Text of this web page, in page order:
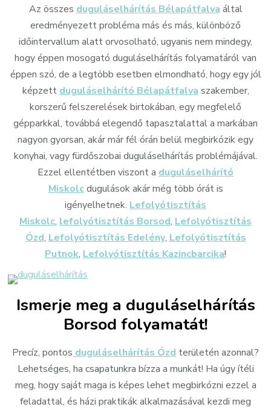
Az összes duguláselhárítás Bélapátfalva által
eredményezett probléma más és más, különböző
időintervallum alatt orvosolható, ugyanis nem mindegy,
hogy éppen mosogató duguláselhárítás folyamatáról van
éppen szó, de a legtöbb esetben elmondható, hogy egy jól
képzett duguláselhárító Bélapátfalva szakember,
korszerű felszerelések birtokában, egy megfelelő
gépparkkal, továbbá elegendő tapasztalattal a markában
nagyon gyorsan, akár már fél órán belül megbirkózik egy
konyhai, vagy fürdőszobai duguláselhárítás problémájával.
Ezzel ellentétben viszont a duguláselhárító
Miskolcdugulások akár még több órát is
igényelhetnek. Lefolyótisztítás
Miskolc, lefolyótisztítás Borsod, Lefolyótisztítás
Ózd, Lefolyótisztítás Edelény, Lefolyótisztítás
Putnok, Lefolyótisztítás Kazincbarcika!
Ismerje meg a duguláselhárítás
Borsod folyamatát!
Precíz, pontos duguláselhárítás Ózd területén azonnal?
Lehetséges, ha csapatunkra bízza a munkát! Ha úgy ítéli
meg, hogy saját maga is képes lehet megbirkózni ezzel a
feladattal, és házi praktikák alkalmazásával kezdi meg